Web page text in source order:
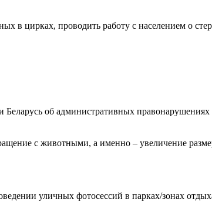
в цирках, проводить работу с населением о
об административных
с животными, а именно – увеличение
уличных фотосессий в парках/зонах